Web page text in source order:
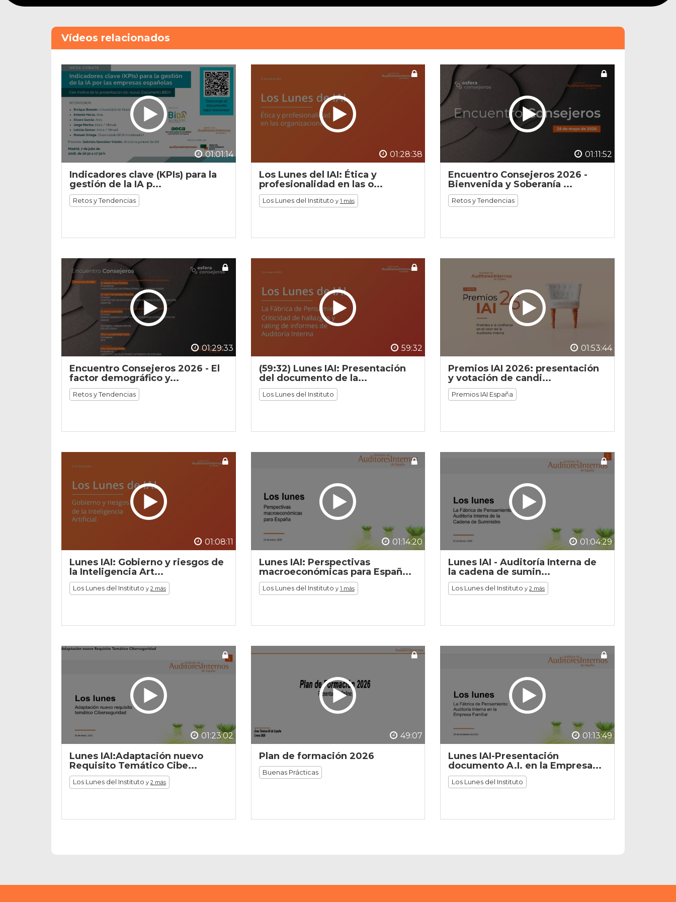
1
Volume
Vídeos relacionados
01:01:14
Indicadores clave (KPIs) para la
gestión de la IA p...
Retos y Tendencias
01:28:38
Los Lunes del IAI: Ética y
profesionalidad en las o...
Los Lunes del Instituto y 1 más
01:11:52
Encuentro Consejeros 2026 -
Bienvenida y Soberanía ...
Retos y Tendencias
01:29:33
Encuentro Consejeros 2026 - El
factor demográfico y...
Retos y Tendencias
59:32
(59:32) Lunes IAI: Presentación
del documento de la...
Los Lunes del Instituto
01:53:44
Premios IAI 2026: presentación
y votación de candi...
Premios IAI España
01:08:11
Lunes IAI: Gobierno y riesgos de
la Inteligencia Art...
Los Lunes del Instituto y 2 más
01:14:20
Lunes IAI: Perspectivas
macroeconómicas para Españ...
Los Lunes del Instituto y 1 más
01:04:29
Lunes IAI - Auditoría Interna de
la cadena de sumin...
Los Lunes del Institutoy2 más
01:23:02
Lunes IAI:Adaptación nuevo
Requisito Temático Cibe...
Los Lunes del Instituto y 2 más
49:07
Plan de formación 2026
Buenas Prácticas
01:13:49
Lunes IAI-Presentación
documento A.I. en la Empresa...
Los Lunes del Instituto